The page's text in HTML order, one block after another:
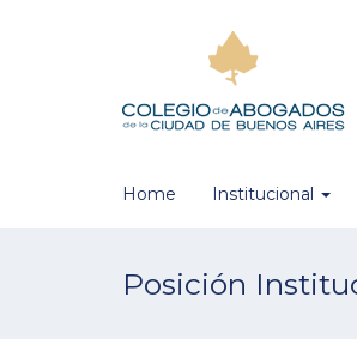
Home Institucional
Posición